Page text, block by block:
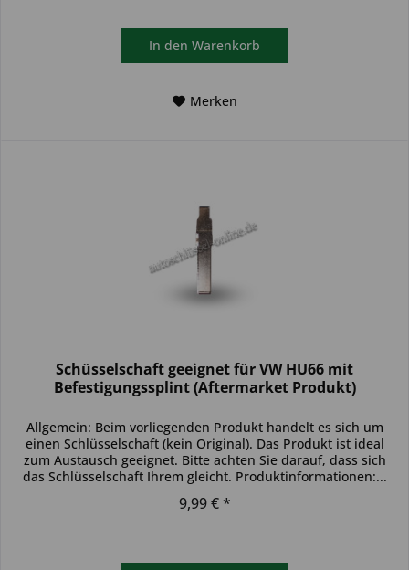
In den Warenkorb
Merken
Schüsselschaft geeignet für VW HU66 mit
Befestigungssplint (Aftermarket Produkt)
Allgemein: Beim vorliegenden Produkt handelt es sich um
einen Schlüsselschaft (kein Original). Das Produkt ist ideal
zum Austausch geeignet. Bitte achten Sie darauf, dass sich
das Schlüsselschaft Ihrem gleicht. Produktinformationen:...
9,99 € *